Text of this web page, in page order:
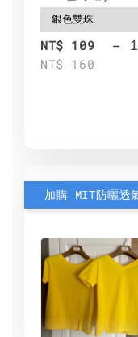
NT$ 109
NT$ 160
-